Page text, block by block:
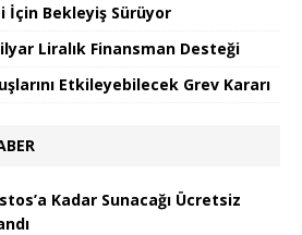
İçin Bekleyiş Sürüyor
Liralık Finansman Desteği
Etkileyebilecek Grev Kararı
Kadar Sunacağı Ücretsiz